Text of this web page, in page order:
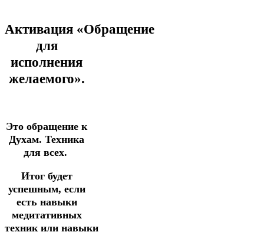
Активация «Обращение
для
исполнения
желаемого».
Это обращение к
Духам. Техника
для всех.
Итог будет
успешным, если
есть навыки
медитативных
техник или навыки